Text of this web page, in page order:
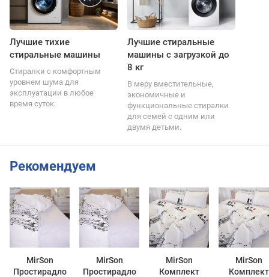
Лучшие тихие
стиральные машины
Стиралки с комфортным
уровнем шума для
эксплуатации в любое
время суток.
Лучшие стиральные
машины с загрузкой до
8 кг
В меру вместительные,
экономичные и
функциональные стиралки
для семей с одним или
двумя детьми.
Рекомендуем
MirSon
Простирадло
MirSon
Простирадло
MirSon
Комплект
MirSon
Комплект